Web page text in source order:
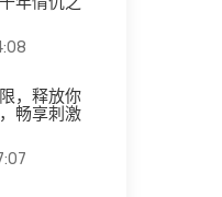
，释放你
畅享刺激